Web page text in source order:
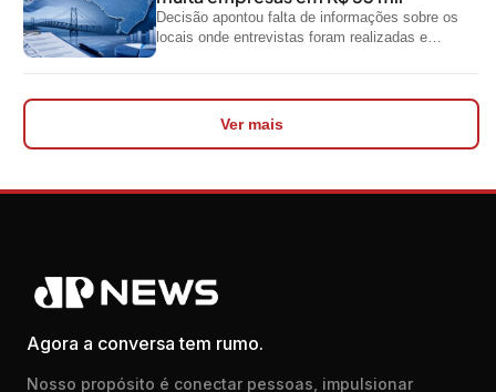
Decisão apontou falta de informações sobre os
locais onde entrevistas foram realizadas e
Ver mais
Agora a conversa tem rumo.
Nosso propósito é conectar pessoas, impulsionar